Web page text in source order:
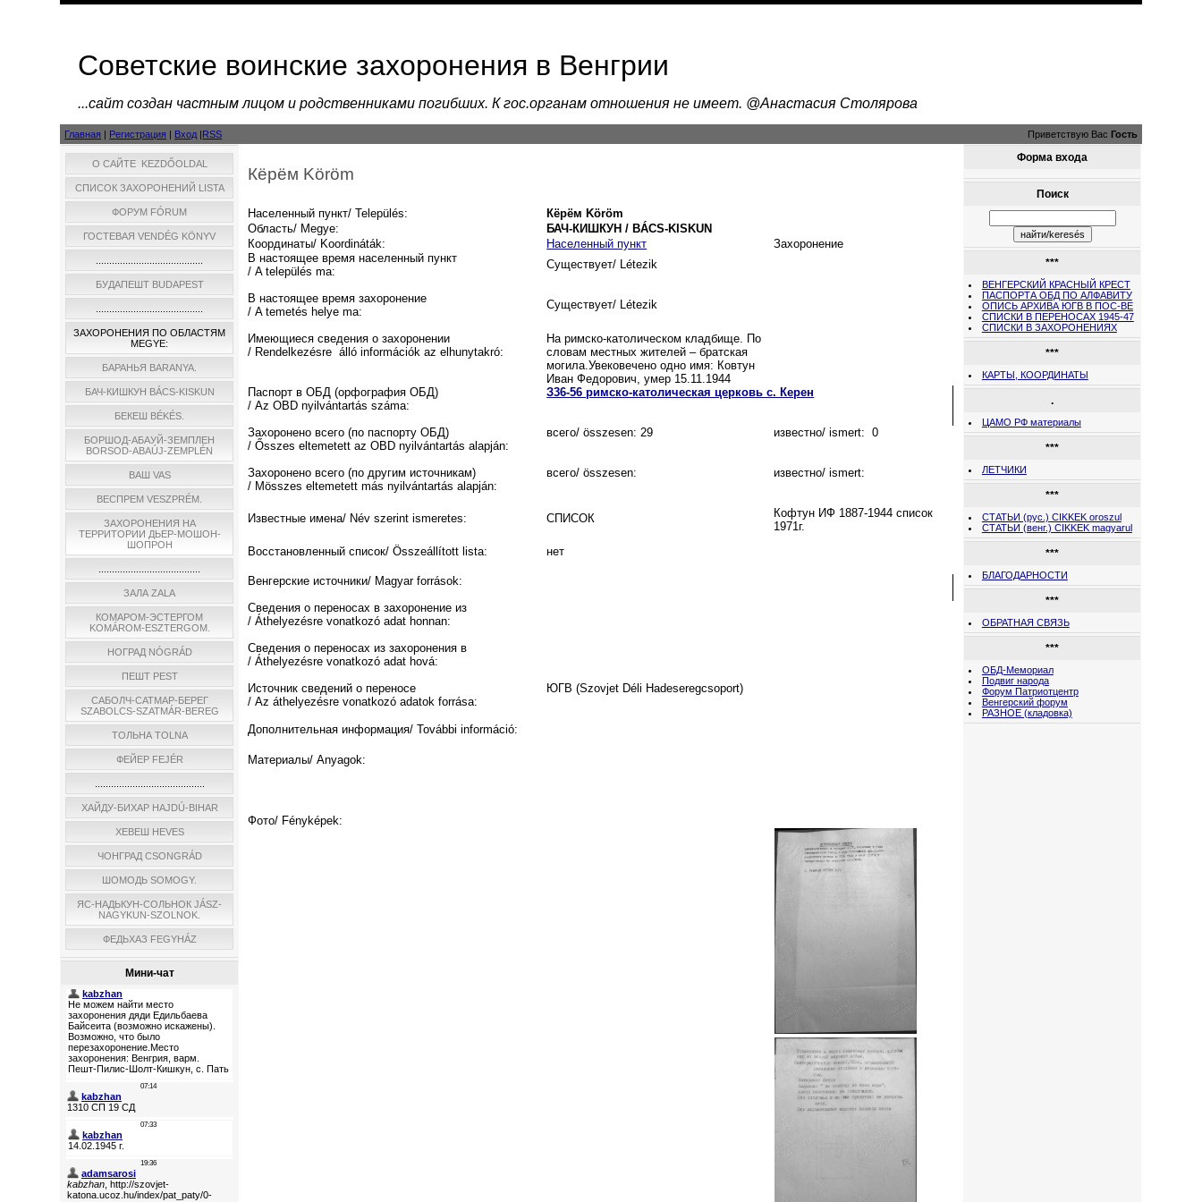
Советские воинские захоронения в Венгрии
...cайт создан частным лицом и родственниками погибших. К гос.органам отношения не имеет. @Анастасия Столярова
Главная | Регистрация | Вход |RSS Приветствую Вас Гость
О САЙТЕ KEZDŐOLDAL
СПИСОК ЗАХОРОНЕНИЙ LISTA
ФОРУМ FÓRUM
ГОСТЕВАЯ VENDÉG KÖNYV
БУДАПЕШТ BUDAPEST
ЗАХОРОНЕНИЯ ПО ОБЛАСТЯМ
MEGYE:
БАРАНЬЯ BARANYA.
БАЧ-КИШКУН BÁCS-KISKUN
БЕКЕШ BÉKÉS.
БОРШОД-АБАУЙ-ЗЕМПЛЕН
BORSOD-ABAÚJ-ZEMPLÉN
ВАШ VAS
ВЕСПРЕМ VESZPRÉM.
ЗАХОРОНЕНИЯ НА
ТЕРРИТОРИИ ДЬЕР-МОШОН-
ШОПРОН
ЗАЛА ZALA
КОМАРОМ-ЭСТЕРГОМ
KOMÁROM-ESZTERGOM.
НОГРАД NÓGRÁD
ПЕШТ PEST
САБОЛЧ-САТМАР-БЕРЕГ
SZABOLCS-SZATMÁR-BEREG
ТОЛЬНА TOLNA
ФЕЙЕР FEJÉR
ХАЙДУ-БИХАР HAJDÚ-BIHAR
ХЕВЕШ HEVES
ЧОНГРАД CSONGRÁD
ШОМОДЬ SOMOGY.
ЯС-НАДЬКУН-СОЛЬНОК JÁSZ-
NAGYKUN-SZOLNOK.
ФЕДЬХАЗ FEGYHÁZ
Мини-чат
Кёрём Köröm
Населенный пункт/ Település:
Кёрём Köröm
Область/ Megye:
БАЧ-КИШКУН / BÁCS-KISKUN
Координаты/ Koordináták:
Населенный пункт
Захоронение
В настоящее время населенный пункт
/ A település ma:
Существует/ Létezik
В настоящее время захоронение
/ A temetés helye ma:
Существует/ Létezik
Имеющиеся сведения о захоронении
/ Rendelkezésre álló információk az elhunytakró:
На римско-католическом кладбище. По
словам местных жителей – братская
могила.Увековечено одно имя: Ковтун
Иван Федорович, умер 15.11.1944
Паспорт в ОБД (орфография ОБД)
/ Az OBD nyilvántartás száma:
З36-56 римско-католическая церковь с. Керен
Захоронено всего (по паспорту ОБД)
/ Ősszes eltemetett az OBD nyilvántartás alapján:
всего/ összesen: 29 известно/ ismert: 0
Захоронено всего (по другим источникам)
/ Мösszes eltemetett más nyilvántartás alapján:
всего/ összesen: известно/ ismert:
Известные имена/ Név szerint ismeretes: СПИСОК
Кофтун ИФ 1887-1944 список
1971г.
Восстановленный список/ Összeállított lista:
нет
Венгерские источники/ Magyar források:
Сведения о переносах в захоронение из
/ Áthelyezésre vonatkozó adat honnan:
Сведения о переносах из захоронения в
/ Áthelyezésre vonatkozó adat hová:
Источник сведений о переносе
/ Az áthelyezésre vonatkozó adatok forrása:
ЮГВ (Szovjet Déli Hadeseregcsoport)
Дополнительная информация/ További információ:
Материалы/ Anyagok:
Фото/ Fényképek:
Форма входа
Поиск
***
ВЕНГЕРСКИЙ КРАСНЫЙ КРЕСТ
ПАСПОРТА ОБД ПО АЛФАВИТУ
ОПИСЬ АРХИВА ЮГВ В ПОС-ВЕ
СПИСКИ В ПЕРЕНОСАХ 1945-47
СПИСКИ В ЗАХОРОНЕНИЯХ
***
КАРТЫ, КООРДИНАТЫ
.
ЦАМО РФ материалы
***
ЛЕТЧИКИ
***
СТАТЬИ (рус.) CIKKEK oroszul
СТАТЬИ (венг.) CIKKEK magyarul
***
БЛАГОДАРНОСТИ
***
ОБРАТНАЯ СВЯЗЬ
***
ОБД-Мемориал
Подвиг народа
Форум Патриотцентр
Венгерский форум
РАЗНОЕ (кладовка)